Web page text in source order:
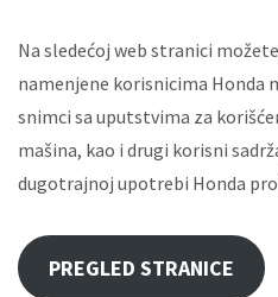
Na sledećoj web stranici
namenjene korisnicima Honda
snimci sa uputstvima za
mašina, kao i drugi korisni
dugotrajnoj upotrebi Honda
PREGLED STRANICE